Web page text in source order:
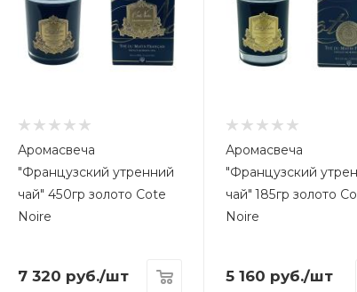
Аромасвеча
"Французский утренний
чай" 450гр золото Cote
Noire
7 320 руб./шт
Аромасвеча
"Французский
чай" 185гр золото
Noire
5 160 руб./шт